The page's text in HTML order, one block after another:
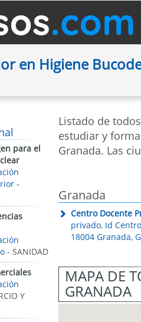
en Higiene
Listado de
estudiar y
Granada. Las
Granada
Centro Docente
privado, Id
18004 Granada,
MAPA DE
GRANADA
para el
-
- SANIDAD
Y